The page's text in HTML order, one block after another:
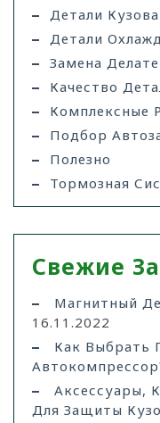
Детали Кузова
Детали
Замена
Качество
Комплексные
Подбор
Полезно
Тормозная
Свежие
Магнитный
16.11.2022
Как Выбрать
Аксессуары,
Для Защиты